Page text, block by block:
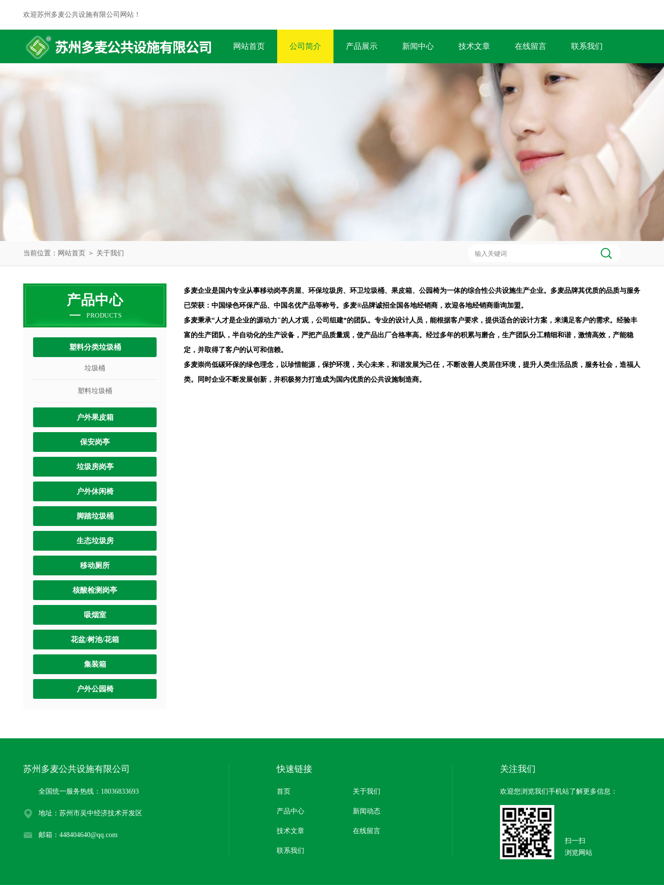
欢迎苏州多麦公共设施有限公司网站！
网站首页 公司简介 产品展示 新闻中心 技术文章 在线留言 联系我们
当前位置： 网站首页 ＞ 关于我们
产品中心
PRODUCTS
塑料分类垃圾桶
垃圾桶
塑料垃圾桶
户外果皮箱
保安岗亭
垃圾房岗亭
户外休闲椅
脚踏垃圾桶
生态垃圾房
移动厕所
核酸检测岗亭
吸烟室
花盆/树池/花箱
集装箱
户外公园椅
多麦企业是国内专业从事移动岗亭房屋、环保垃圾房、 环卫垃圾桶、果皮箱、公园椅为一体的综合性公共设施生产企业。多麦品牌其优质的品质与服务
已荣获：中国绿色环保产品、中国名优产品等称号。多麦®品牌诚招全国各地经销商，欢迎各地经销商垂询加盟。
多麦秉承“人才是企业的源动力"的人才观，公司组建*的团队。专业的设计人员，能根据客户要求，提供适合的设计方案，来满足客户的需求。经验丰
富的生产团队，半自动化的生产设备，严把产品质量观，使产品出厂合格率高。经过多年的积累与磨合，生产团队分工精细和谐，激情高效，产能稳
定，并取得了客户的认可和信赖。
多麦崇尚低碳环保的绿色理念，以珍惜能源，保护环境，关心未来，和谐发展为己任，不断改善人类居住环境，提升人类生活品质，服务社会，造福人
类。同时企业不断发展创新，并积极努力打造成为国内优质的公共设施制造商。
苏州多麦公共设施有限公司
全国统一服务热线：18036833693
地址：苏州市吴中经济技术开发区
邮箱：448404640@qq.com
快速链接
首页 关于我们
产品中心 新闻动态
技术文章 在线留言
联系我们
关注我们
欢迎您浏览我们手机站了解更多信息：
扫一扫
浏览网站